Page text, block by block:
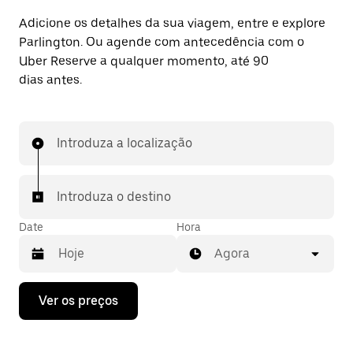
Adicione os detalhes da sua viagem, entre e explore
Parlington. Ou agende com antecedência com o
Uber Reserve a qualquer momento, até 90
dias antes.
Introduza a localização
Introduza o destino
Date
Prima
tecla
Hora
Agora
Ver os preços